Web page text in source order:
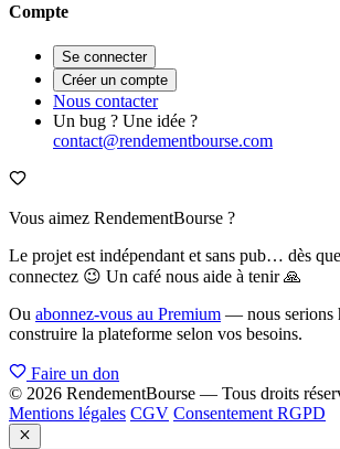
Compte
Se connecter
Créer un compte
Nous contacter
Un bug ? Une idée ?
contact@rendementbourse.com
Vous aimez RendementBourse ?
Le projet est indépendant et sans pub… dès
connectez 😉 Un café nous aide à tenir 🙏
Ou abonnez-vous au Premium — nous serions
construire la plateforme selon vos besoins.
Faire un don
© 2026 RendementBourse — Tous droits
Mentions légales CGV Consentement RGPD